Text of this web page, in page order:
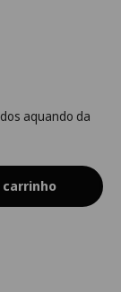
aquando da
carrinho